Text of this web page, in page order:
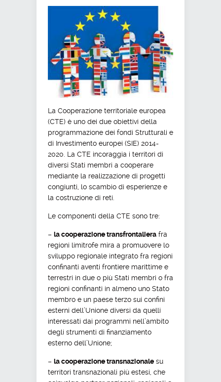
La Cooperazione territoriale europea
(CTE) è uno dei due obiettivi della
programmazione dei fondi Strutturali e
di Investimento europei (SIE) 2014-
2020. La CTE incoraggia i territori di
diversi Stati membri a cooperare
mediante la realizzazione di progetti
congiunti, lo scambio di esperienze e
la costruzione di reti.
Le componenti della CTE sono tre:
– la cooperazione transfrontalierafra
regioni limitrofe mira a promuovere lo
sviluppo regionale integrato fra regioni
confinanti aventi frontiere marittime e
terrestri in due o più Stati membri o fra
regioni confinanti in almeno uno Stato
membro e un paese terzo sui confini
esterni dell’Unione diversi da quelli
interessati dai programmi nell’ambito
degli strumenti di finanziamento
esterno dell’Unione;
– la cooperazione transnazionalesu
territori transnazionali più estesi, che